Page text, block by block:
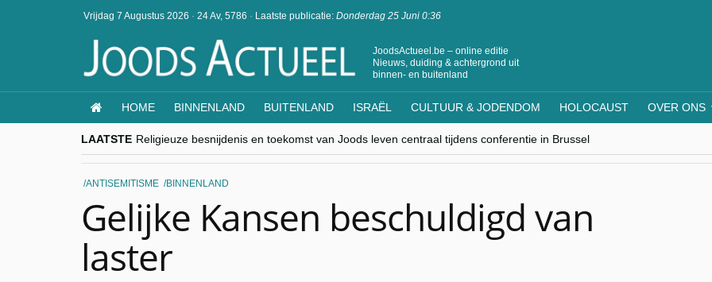
Vrijdag 7 Augustus 2026 · 24 Av, 5786 · Laatste publicatie: Donderdag 25 Juni 0:36
JoodsActueel.be – online editie
Nieuws, duiding & achtergrond uit
binnen- en buitenland
HOME BINNENLAND BUITENLAND ISRAËL CULTUUR & JODENDOM HOLOCAUST OVER ONS
LAATSTE Religieuze besnijdenis en toekomst van Joods leven centraal tijdens conferentie in Brussel
“Besnijdenisdebat toont hoe moeilijk seculiere Westen minderheden begrijpt”, Jinnih Beels (Vooruit)
CITYTRIP | ROEMENIË – Boekarest: de verrassing van Oost-Europa
“Vandaag zit elke Jood in België op de beklaagdenbank”
ANTISEMITISME BINNENLAND
Gelijke Kansen beschuldigd van
laster